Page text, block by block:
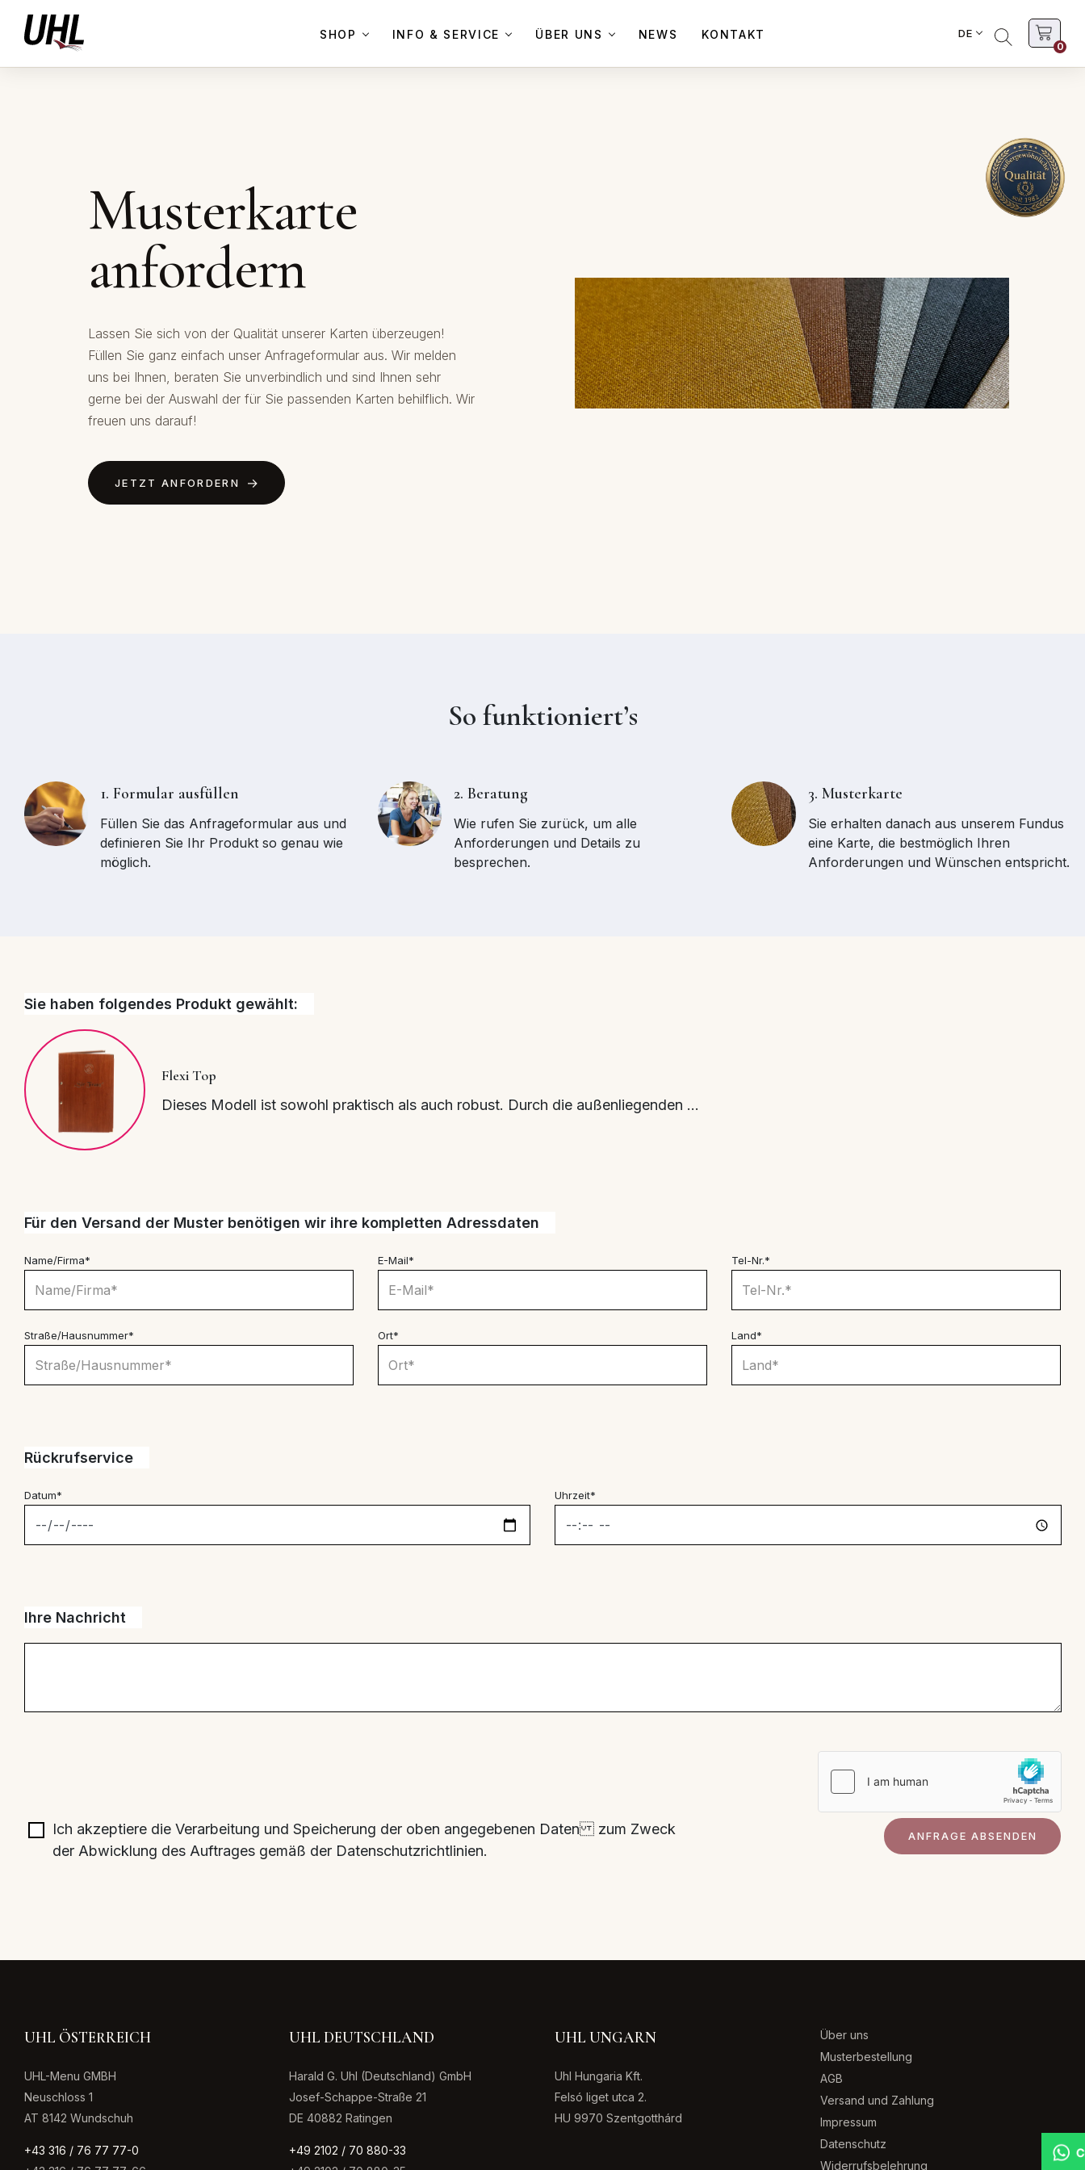
DE
0
SHOP INFO & SERVICE ÜBER UNS NEWS KONTAKT
Musterkarte
anfordern
Lassen Sie sich von der Qualität unserer Karten überzeugen!
Füllen Sie ganz einfach unser Anfrageformular aus. Wir melden
uns bei Ihnen, beraten Sie unverbindlich und sind Ihnen sehr
gerne bei der Auswahl der für Sie passenden Karten behilflich. Wir
freuen uns darauf!
JETZT ANFORDERN
So funktioniert’s
1. Formular ausfüllen
Füllen Sie das Anfrageformular aus und
definieren Sie Ihr Produkt so genau wie
möglich.
2. Beratung
Wie rufen Sie zurück, um alle
Anforderungen und Details zu
besprechen.
3. Musterkarte
Sie erhalten danach aus unserem Fundus
eine Karte, die bestmöglich Ihren
Anforderungen und Wünschen entspricht.
Sie haben folgendes Produkt gewählt:
Flexi Top
Dieses Modell ist sowohl praktisch als auch robust. Durch die außenliegenden ...
Für den Versand der Muster benötigen wir ihre kompletten Adressdaten
Name/Firma* E-Mail* Tel-Nr.*
Straße/Hausnummer* Ort* Land*
Rückrufservice
Datum* Uhrzeit*
Ihre Nachricht
Ich akzeptiere die Verarbeitung und Speicherung der oben angegebenen Daten zum Zweck
der Abwicklung des Auftrages gemäß der Datenschutzrichtlinien.
UHL ÖSTERREICH
UHL-Menu GMBH
Neuschloss 1
AT 8142 Wundschuh
+43 316 / 76 77 77-0
UHL DEUTSCHLAND
Harald G. Uhl (Deutschland) GmbH
Josef-Schappe-Straße 21
DE 40882 Ratingen
+49 2102 / 70 880-33
UHL UNGARN
Uhl Hungaria Kft.
Felsó liget utca 2.
HU 9970 Szentgotthárd
Über uns
Musterbestellung
AGB
Versand und Zahlung
Impressum
Datenschutz
Widerrufsbelehrung